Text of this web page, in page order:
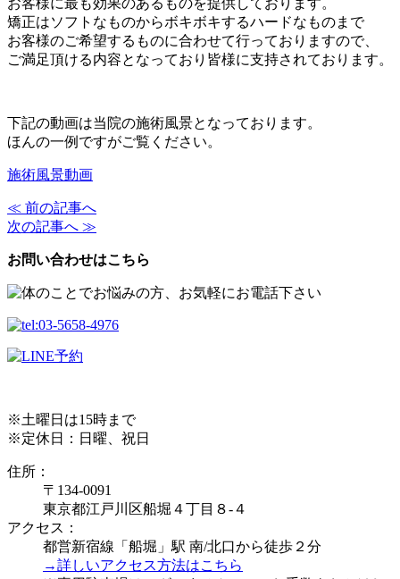
矯正はソフトなものからボキボキするハードなものまで
お客様のご希望するものに合わせて行っておりますので、
ご満足頂ける内容となっており皆様に支持されております。
下記の動画は当院の施術風景となっております。
ほんの一例ですがご覧ください。
施術風景動画
≪ 前の記事へ
次の記事へ ≫
お問い合わせはこちら
※土曜日は15時まで
※定休日：日曜、祝日
住所：
〒134-0091
東京都江戸川区船堀４丁目８-４
アクセス：
都営新宿線「船堀」駅 南/北口から徒歩２分
→詳しいアクセス方法はこちら